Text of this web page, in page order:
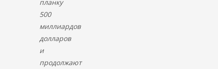
планку
500
миллиардов
долларов
и
продолжают